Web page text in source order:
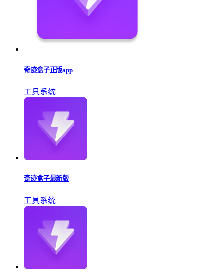
奇迹盒子正版app
工具系统
奇迹盒子最新版
工具系统